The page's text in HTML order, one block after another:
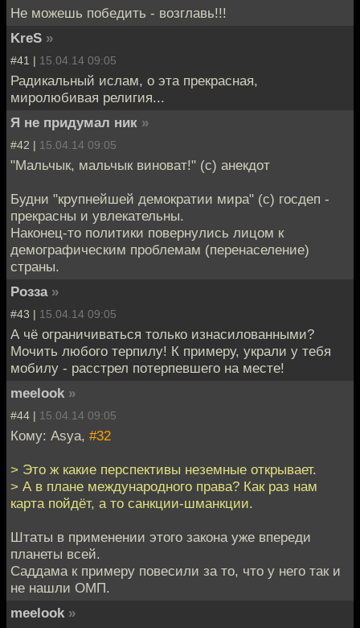
Не можешь победить - возглавь!!!
KreS »
#41 | 15.04.14 09:05
Радикальный ислам, о эта прекрасная,
миролюбивая религия...
Я не придумал ник »
#42 | 15.04.14 09:05
"Мальчык, мальчык виноват!" (с) анекдот
Будни "крупнейшей демократии мира" (с) госдеп -
прекрасны и увлекательны.
Наконец-то политики повернулись лицом к
демографическим проблемам (перенаселение)
страны.
Розза »
#43 | 15.04.14 09:05
А чё ограничиваться только изнасилованными?
Мочить любого терпилу! К примеру, украли у тебя
мобилу - расстрел потерпевшего на месте!
meelook »
#44 | 15.04.14 09:05
Кому: Asya, #32
> Это ж какие перспективы неземные открывает.
> А в плане международного права? Как раз нам
карта пойдёт, а то санкции-шманкции.
Штаты в применении этого закона уже впереди
планеты всей.
Саддама к примеру повесили за то, что у него так и
не нашли ОМП.
meelook »